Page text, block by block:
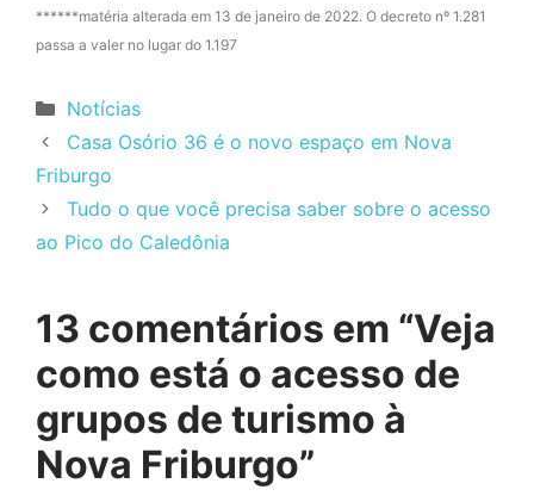
******matéria alterada em 13 de janeiro de 2022. O decreto nº 1.281
passa a valer no lugar do 1.197
Categorias
Notícias
Casa Osório 36 é o novo espaço em Nova
Friburgo
Tudo o que você precisa saber sobre o acesso
ao Pico do Caledônia
13 comentários em “Veja
como está o acesso de
grupos de turismo à
Nova Friburgo”